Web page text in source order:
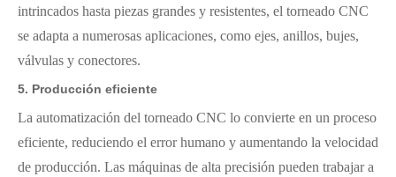
intrincados hasta piezas grandes y resistentes, el torneado CNC
se adapta a numerosas aplicaciones, como ejes, anillos, bujes,
válvulas y conectores.
5. Producción eficiente
La automatización del torneado CNC lo convierte en un proceso
eficiente, reduciendo el error humano y aumentando la velocidad
de producción. Las máquinas de alta precisión pueden trabajar a